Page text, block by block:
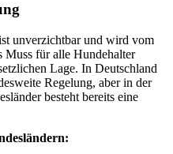
unverzichtbar und wird vom
Muss für alle Hundehalter
Lage. In Deutschland
Regelung, aber in der
besteht bereits eine